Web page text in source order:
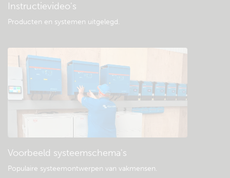
Instructievideo's
Producten en systemen uitgelegd.
Voorbeeld systeemschema's
Populaire systeemontwerpen van vakmensen.